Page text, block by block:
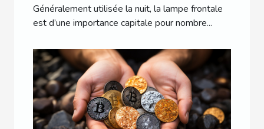
Généralement utilisée la nuit, la lampe frontale
est d’une importance capitale pour nombre...